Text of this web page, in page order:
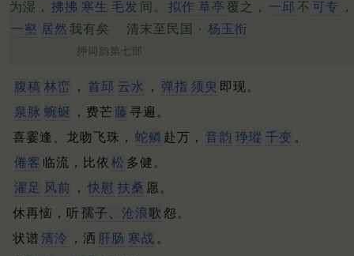
为湿， 拂拂 寒生 毛发 间。 拟作 草亭 覆之， 一邱 不 可专
，
一壑 居然 我有矣 清末至民国 · 杨玉衔
押词韵第七部
腹稿 林峦 ， 首邱 云水 ， 弹指 须臾 即现。
泉脉 蜿蜒 ，费芒 藤 寻遍。
喜霎逢、龙吻飞珠， 蛇鳞 赴万， 音韵 琤瑽 千变 。
倦客 临流，比依 松 多健。
濯足
风前 ， 快慰 扶桑 愿。
休再恼，听孺子、 沧浪歌 怨。
状谱 清泠 ，洒 肝肠 寒战 。